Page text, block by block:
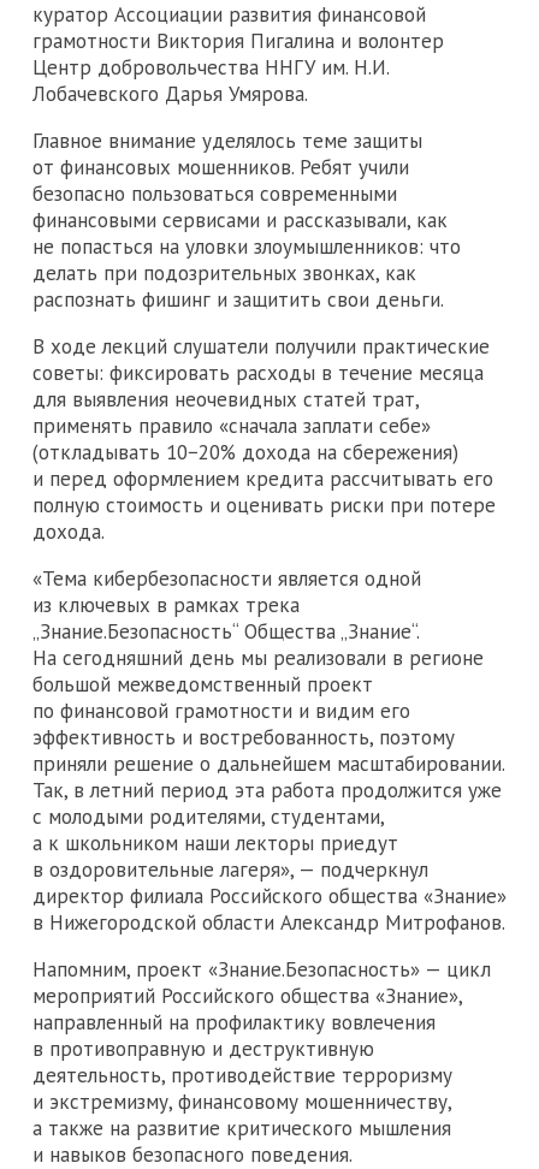
куратор Ассоциации развития финансовой
грамотности Виктория Пигалина и волонтер
Центр добровольчества ННГУ им. Н.И.
Лобачевского Дарья Умярова.
Главное внимание уделялось теме защиты
от финансовых мошенников. Ребят учили
безопасно пользоваться современными
финансовыми сервисами и рассказывали, как
не попасться на уловки злоумышленников: что
делать при подозрительных звонках, как
распознать фишинг и защитить свои деньги.
В ходе лекций слушатели получили практические
советы: фиксировать расходы в течение месяца
для выявления неочевидных статей трат,
применять правило «сначала заплати себе»
(откладывать 10−20% дохода на сбережения)
и перед оформлением кредита рассчитывать его
полную стоимость и оценивать риски при потере
дохода.
«Тема кибербезопасности является одной
из ключевых в рамках трека
„Знание.Безопасность“ Общества „Знание“.
На сегодняшний день мы реализовали в регионе
большой межведомственный проект
по финансовой грамотности и видим его
эффективность и востребованность, поэтому
приняли решение о дальнейшем масштабировании.
Так, в летний период эта работа продолжится уже
с молодыми родителями, студентами,
а к школьником наши лекторы приедут
в оздоровительные лагеря», — подчеркнул
директор филиала Российского общества «Знание»
в Нижегородской области Александр Митрофанов.
Напомним, проект «Знание.Безопасность» — цикл
мероприятий Российского общества «Знание»,
направленный на профилактику вовлечения
в противоправную и деструктивную
деятельность, противодействие терроризму
и экстремизму, финансовому мошенничеству,
а также на развитие критического мышления
и навыков безопасного поведения.